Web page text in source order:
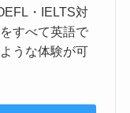
・IELTS対
すべて英語で
うな体験が可